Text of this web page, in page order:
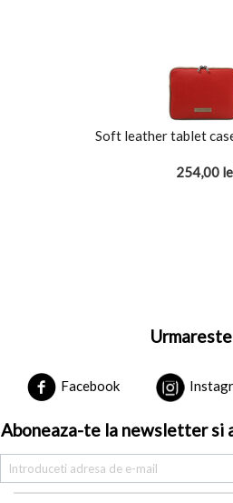
Soft leather tablet
254,00
Facebook
Aboneaza-te la newsletter si